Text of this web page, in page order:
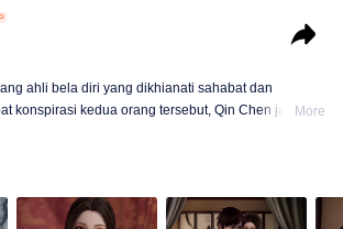
ahli bela diri yang dikhianati sahabat dan
konspirasi kedua orang tersebut, Qin Chen jatuh ke
melindungi semua yang ia cintai, Qin Chen mulai
dengan gigih.
More